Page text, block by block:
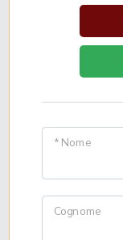
* Nome
Cognome